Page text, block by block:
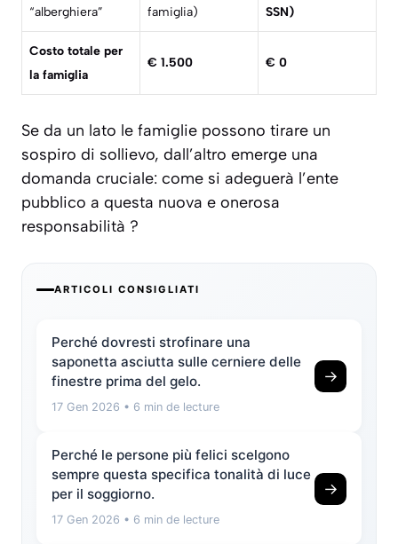
“alberghiera”
famiglia)
SSN)
Costo totale per
la famiglia
€ 1.500 € 0
Se da un lato le famiglie possono tirare un
sospiro di sollievo, dall’altro emerge una
domanda cruciale: come si adeguerà l’ente
pubblico a questa nuova e onerosa
responsabilità ?
ARTICOLI CONSIGLIATI
Perché dovresti strofinare una
saponetta asciutta sulle cerniere delle
finestre prima del gelo.
17 Gen 2026 • 6 min de lecture
→
Perché le persone più felici scelgono
sempre questa specifica tonalità di luce
per il soggiorno.
17 Gen 2026 • 6 min de lecture
→